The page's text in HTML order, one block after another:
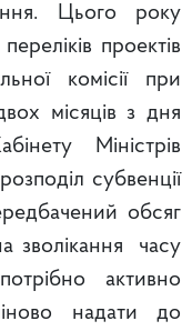
Цього року
проектів
комісії при
місяців з дня
Міністрів
субвенції
обсяг
зволікання часу
активно
надати до